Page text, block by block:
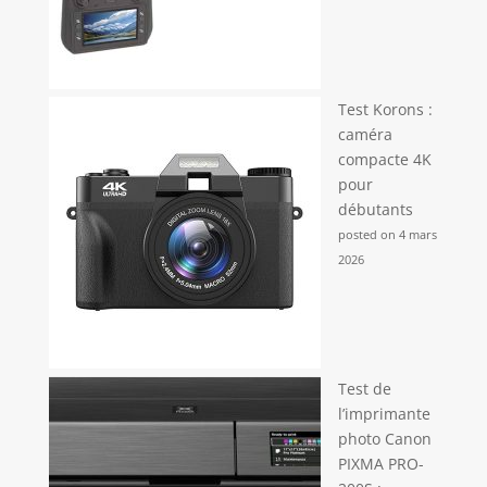
éponge abondante aident à soulager le stress de
votre épaule. Les deux côtés de la bandoulière
avec un design de poche peuvent accrocher des
Test Korons :
caméra
compacte 4K
pour
débutants
posted on 4 mars
2026
Test de
l’imprimante
photo Canon
PIXMA PRO-